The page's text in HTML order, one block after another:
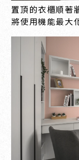
置頂的衣櫃順著
將使用機能最大